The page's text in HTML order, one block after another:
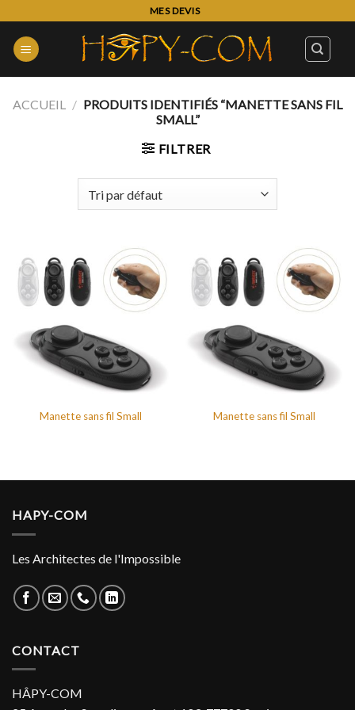
content
MES DEVIS
ACCUEIL / PRODUITS IDENTIFIÉS “MANETTE SANS FIL
SMALL”
FILTRER
Manette sans fil Small Manette sans fil Small
HAPY-COM
Les Architectes de l'Impossible
CONTACT
HÂPY-COM